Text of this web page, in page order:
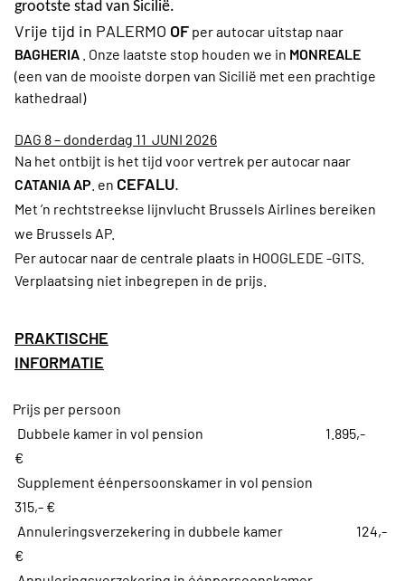
grootste stad van Sicilië.
Vrije tijd in PALERMO OF per autocar uitstap naar
BAGHERIA . Onze laatste stop houden we in MONREALE
(een van de mooiste dorpen van Sicilië met een prachtige
kathedraal)
DAG 8 – donderdag 11 JUNI 2026
Na het ontbijt is het tijd voor vertrek per autocar naar
CATANIA AP . en CEFALU.
Met ’n rechtstreekse lijnvlucht Brussels Airlines bereiken
we Brussels AP.
Per autocar naar de centrale plaats in HOOGLEDE -GITS.
Verplaatsing niet inbegrepen in de prijs.
PRAKTISCHE
INFORMATIE
Prijs per persoon
Dubbele kamer in vol pension 1.895,-
€
Supplement éénpersoonskamer in vol pension
315,- €
Annuleringsverzekering in dubbele kamer 124,-
€